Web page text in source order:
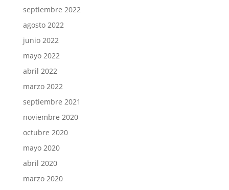
septiembre 2022
agosto 2022
junio 2022
mayo 2022
abril 2022
marzo 2022
septiembre 2021
noviembre 2020
octubre 2020
mayo 2020
abril 2020
marzo 2020